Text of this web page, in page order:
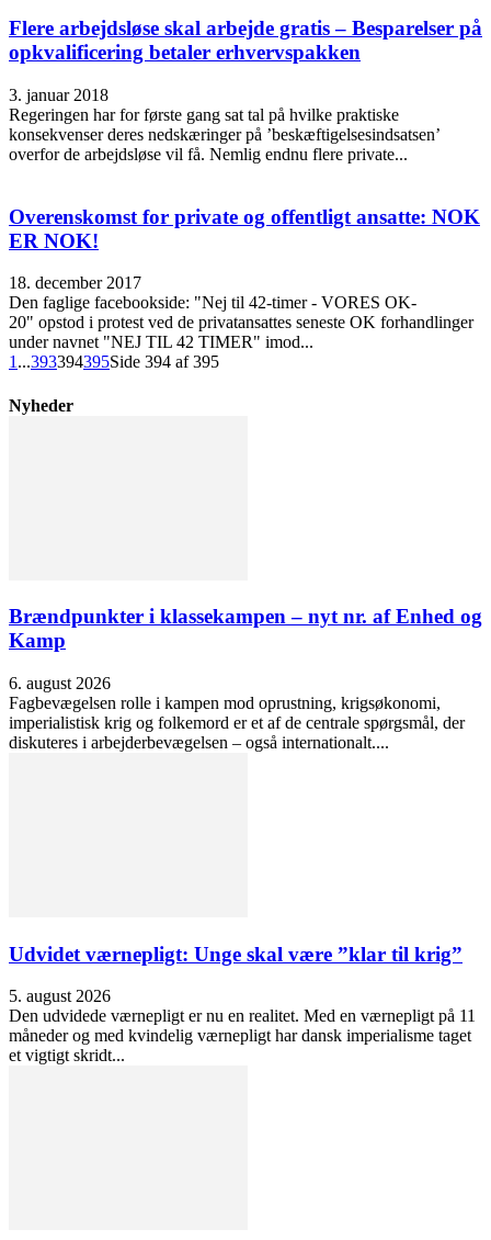
Flere arbejdsløse skal arbejde gratis – Besparelser på
opkvalificering betaler erhvervspakken
3. januar 2018
Regeringen har for første gang sat tal på hvilke praktiske
konsekvenser deres nedskæringer på ’beskæftigelsesindsatsen’
overfor de arbejdsløse vil få. Nemlig endnu flere private...
Overenskomst for private og offentligt ansatte: NOK
ER NOK!
18. december 2017
Den faglige facebookside: "Nej til 42-timer - VORES OK-
20" opstod i protest ved de privatansattes seneste OK forhandlinger
under navnet "NEJ TIL 42 TIMER" imod...
1 ...393394395Side 394 af 395
Nyheder
Brændpunkter i klassekampen – nyt nr. af Enhed og
Kamp
6. august 2026
Fagbevægelsen rolle i kampen mod oprustning, krigsøkonomi,
imperialistisk krig og folkemord er et af de centrale spørgsmål, der
diskuteres i arbejderbevægelsen – også internationalt....
Udvidet værnepligt: Unge skal være ”klar til krig”
5. august 2026
Den udvidede værnepligt er nu en realitet. Med en værnepligt på 11
måneder og med kvindelig værnepligt har dansk imperialisme taget
et vigtigt skridt...